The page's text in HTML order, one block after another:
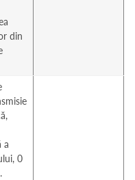
din
a
0